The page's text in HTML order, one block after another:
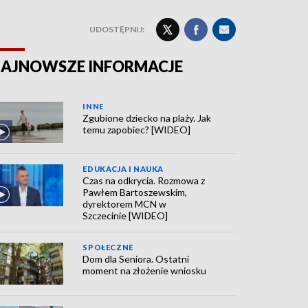
UDOSTĘPNIJ:
INFORMACJE
INNE
Zgubione dziecko na plaży. Jak
temu zapobiec? [WIDEO]
EDUKACJA I NAUKA
Czas na odkrycia. Rozmowa z
Pawłem Bartoszewskim,
dyrektorem MCN w
Szczecinie [WIDEO]
SPOŁECZNE
Dom dla Seniora. Ostatni
moment na złożenie wniosku